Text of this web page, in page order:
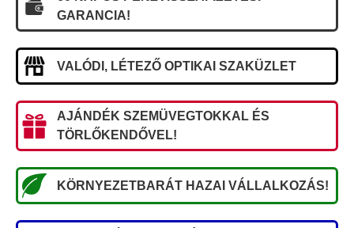
GARANCIA!
VALÓDI, LÉTEZŐ OPTIKAI SZAKÜZLET
AJÁNDÉK SZEMÜVEGTOKKAL ÉS
TÖRLŐKENDŐVEL!
KÖRNYEZETBARÁT HAZAI VÁLLALKOZÁS!